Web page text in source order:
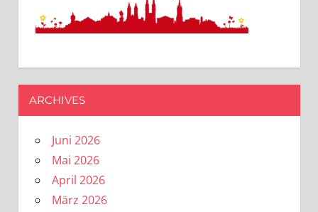
ARCHIVES
Juni 2026
Mai 2026
April 2026
März 2026